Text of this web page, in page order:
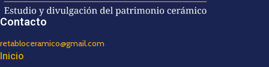
Contacto
retabloceramico@gmail.com
Inicio